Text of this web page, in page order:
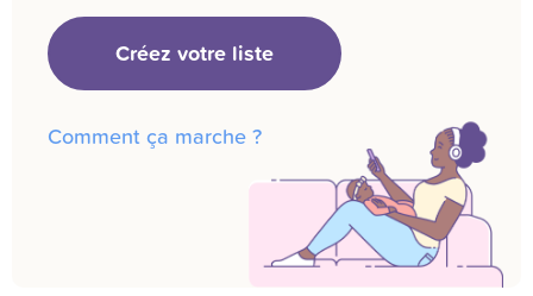
Créez votre liste
Comment ça marche ?